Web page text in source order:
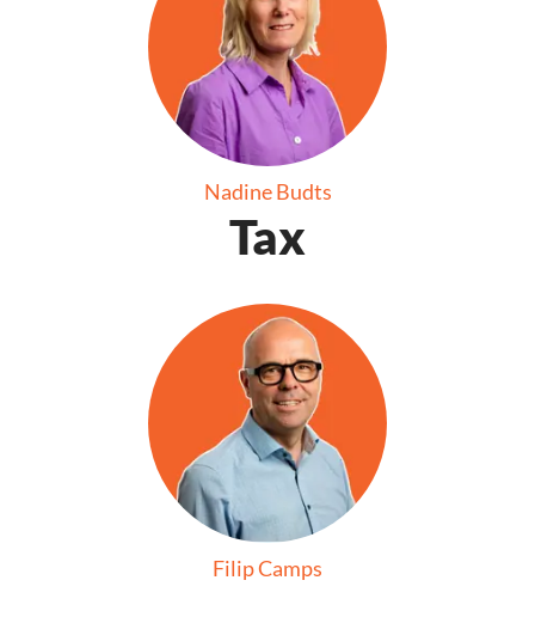
Nadine Budts
Tax
Filip Camps